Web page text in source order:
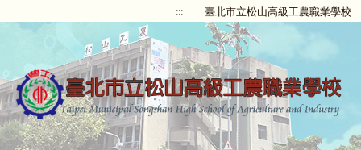
::: 臺北市立松山高級工農職業學校